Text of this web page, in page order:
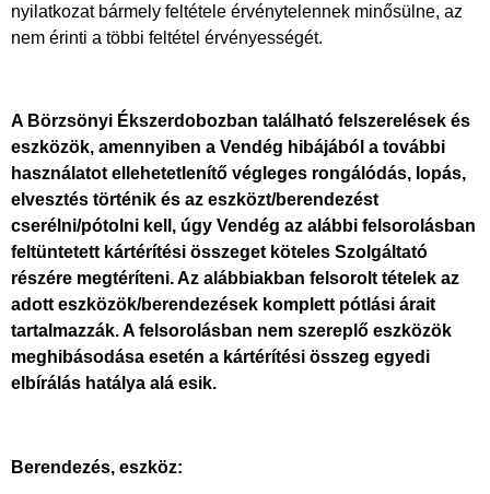
nyilatkozat bármely feltétele érvénytelennek minősülne, az
nem érinti a többi feltétel érvényességét.
A Börzsönyi Ékszerdobozban található felszerelések és
eszközök, amennyiben a Vendég hibájából a további
használatot ellehetetlenítő végleges rongálódás, lopás,
elvesztés történik és az eszközt/berendezést
cserélni/pótolni kell, úgy Vendég az alábbi felsorolásban
feltüntetett kártérítési összeget köteles Szolgáltató
részére megtéríteni. Az alábbiakban felsorolt tételek az
adott eszközök/berendezések komplett pótlási árait
tartalmazzák. A felsorolásban nem szereplő eszközök
meghibásodása esetén a kártérítési összeg egyedi
elbírálás hatálya alá esik.
Berendezés, eszköz: